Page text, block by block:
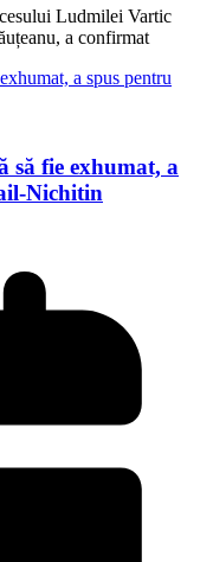
Ludmilei Vartic
a confirmat
să fie exhumat, a
Nichitin